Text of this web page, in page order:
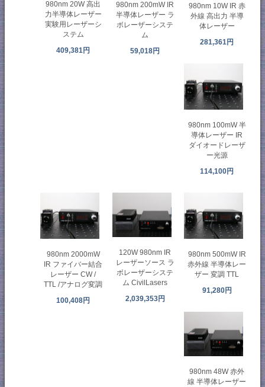
980nm 20W 高出
力半導体レーザー
実験用レーザーシ
ステム
409,381円
980nm 200mW IR
半導体レーザー ラ
ボレーザーシステ
ム
59,018円
980nm 10W IR 赤
外線 高出力 半導
体レーザー
281,361円
980nm 100mW 半
導体レーザー IR
ダイオードレーザ
ー光源
114,100円
980nm 2000mW
IR ファイバー結合
レーザー CW /
TTL /アナログ変調
100,408円
120W 980nm IR
レーザーソース ラ
ボレーザーシステ
ム CivilLasers
2,039,353円
980nm 500mW IR
赤外線 半導体レー
ザー 変調 TTL
91,280円
980nm 48W 赤外
線 半導体レーザー